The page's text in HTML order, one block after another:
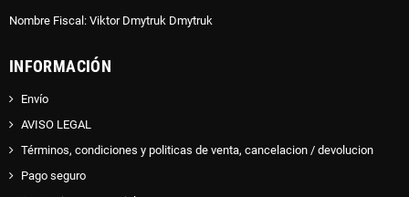
Nombre Fiscal: Viktor Dmytruk Dmytruk
INFORMACIÓN
Envío
AVISO LEGAL
Términos, condiciones y politicas de venta, cancelacion / devolucion
Pago seguro